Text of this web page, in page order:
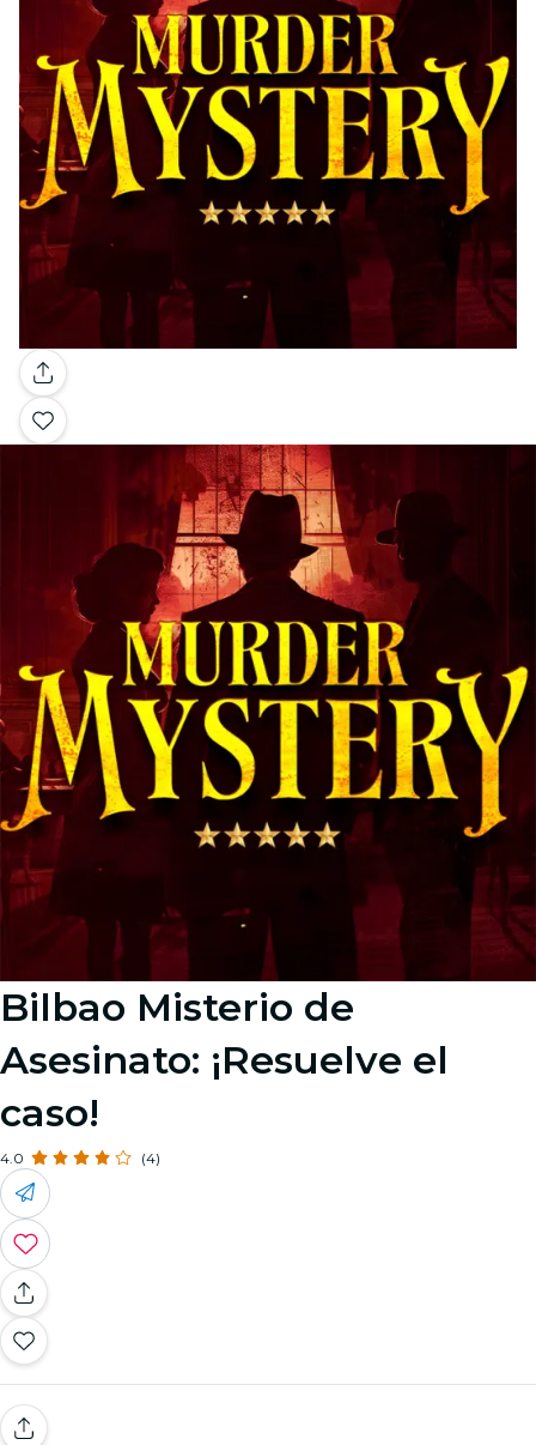
Bilbao Misterio de
Asesinato: ¡Resuelve el
caso!
4.0 (4)